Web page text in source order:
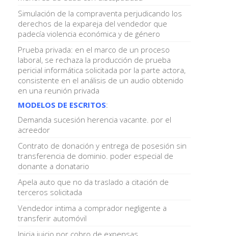
Simulación de la compraventa perjudicando los
derechos de la expareja del vendedor que
padecía violencia económica y de género
Prueba privada: en el marco de un proceso
laboral, se rechaza la producción de prueba
pericial informática solicitada por la parte actora,
consistente en el análisis de un audio obtenido
en una reunión privada
MODELOS DE ESCRITOS:
Demanda sucesión herencia vacante. por el
acreedor
Contrato de donación y entrega de posesión sin
transferencia de dominio. poder especial de
donante a donatario
Apela auto que no da traslado a citación de
terceros solicitada
Vendedor intima a comprador negligente a
transferir automóvil
Inicia juicio por cobro de expensas